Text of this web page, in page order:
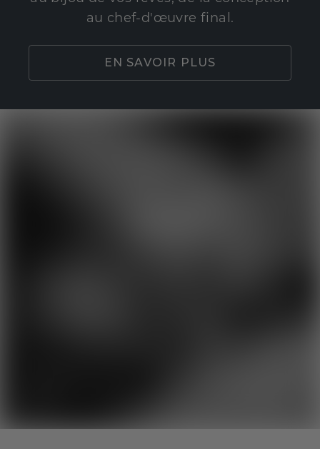
au chef-d'œuvre final.
EN SAVOIR PLUS